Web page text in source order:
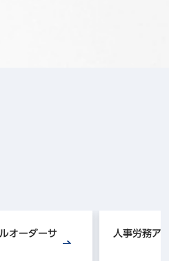
オーダーサ
人事労務ア